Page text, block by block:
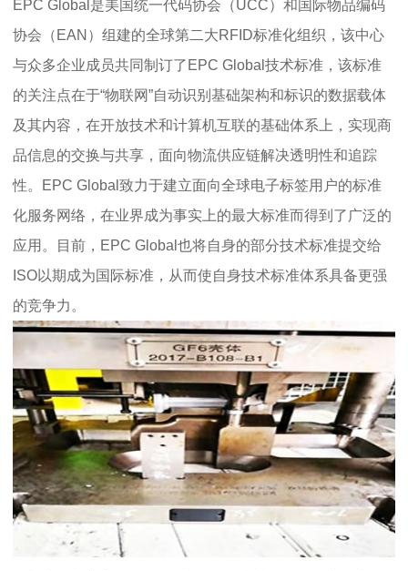
EPC Global是美国统一代码协会（UCC）和国际物品编码
协会（EAN）组建的全球第二大RFID标准化组织，该中心
与众多企业成员共同制订了EPC Global技术标准，该标准
的关注点在于“物联网”自动识别基础架构和标识的数据载体
及其内容，在开放技术和计算机互联的基础体系上，实现商
品信息的交换与共享，面向物流供应链解决透明性和追踪
性。EPC Global致力于建立面向全球电子标签用户的标准
化服务网络，在业界成为事实上的最大标准而得到了广泛的
应用。目前，EPC Global也将自身的部分技术标准提交给
ISO以期成为国际标准，从而使自身技术标准体系具备更强
的竞争力。